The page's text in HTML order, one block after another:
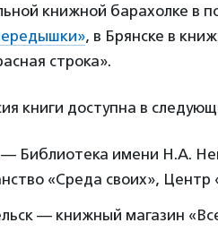
книжной барахолке в
, в Брянске в
строка».
книги доступна в
Библиотека имени Н.А.
«Среда своих», Центр
— книжный магазин